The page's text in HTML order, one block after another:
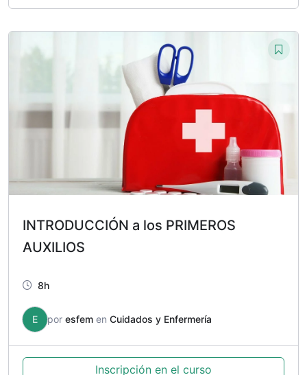
INTRODUCCIÓN a los PRIMEROS
AUXILIOS
8h
E por esfem en Cuidados y Enfermería
Inscripción en el curso